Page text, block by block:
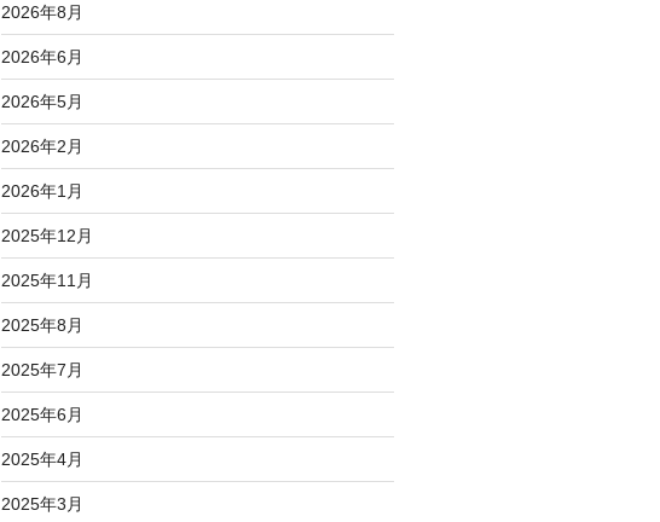
2026年8月
2026年6月
2026年5月
2026年2月
2026年1月
2025年12月
2025年11月
2025年8月
2025年7月
2025年6月
2025年4月
2025年3月